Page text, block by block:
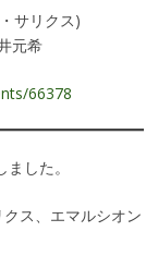
サリクス)
元希
66378
した。
ス、エマルシオン